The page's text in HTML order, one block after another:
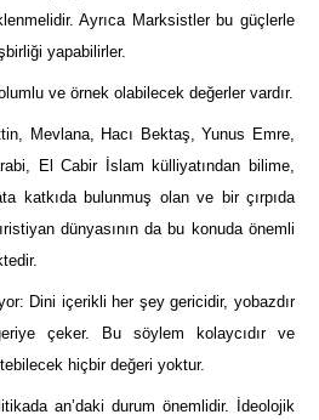
Ayrıca Marksistler bu güçlerle
yapabilirler.
ve örnek olabilecek değerler vardır.
Mevlana, Hacı Bektaş, Yunus Emre,
El Cabir İslam külliyatından bilime,
katkıda bulunmuş olan ve bir çırpıda
dünyasının da bu konuda önemli
Dini içerikli her şey gericidir, yobazdır
çeker. Bu söylem kolaycıdır ve
hiçbir değeri yoktur.
an’daki durum önemlidir. İdeolojik